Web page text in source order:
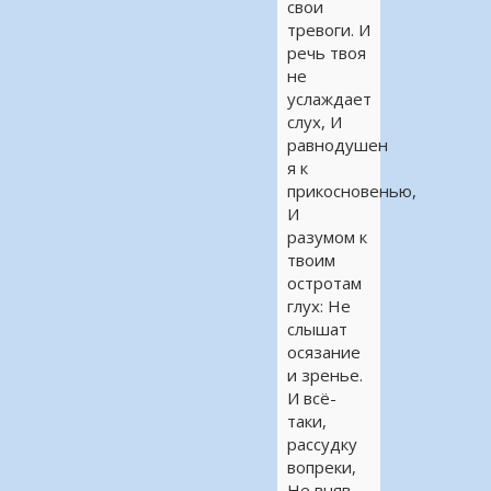
свои
тревоги. И
речь твоя
не
услаждает
слух, И
равнодушен
я к
прикосновенью,
И
разумом к
твоим
остротам
глух: Не
слышат
осязание
и зренье.
И всё-
таки,
рассудку
вопреки,